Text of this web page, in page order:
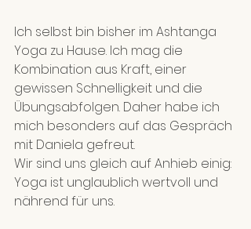
Ich selbst bin bisher im Ashtanga
Yoga zu Hause. Ich mag die
Kombination aus Kraft, einer
gewissen Schnelligkeit und die
Übungsabfolgen. Daher habe ich
mich besonders auf das Gespräch
mit Daniela gefreut.
Wir sind uns gleich auf Anhieb einig:
Yoga ist unglaublich wertvoll und
nährend für uns.